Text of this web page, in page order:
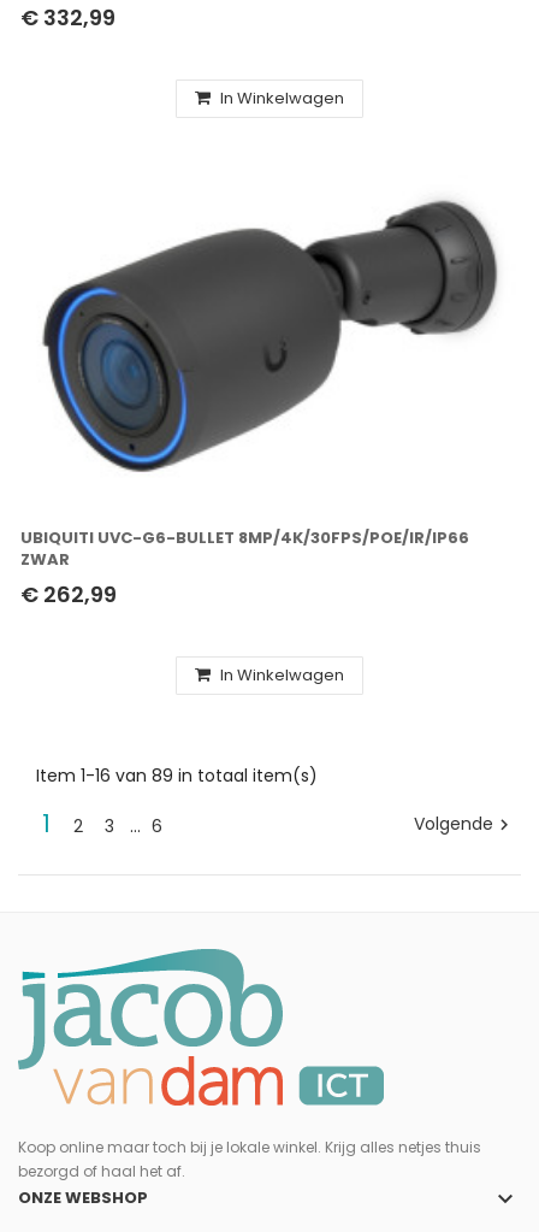
€ 332,99
In Winkelwagen
UBIQUITI UVC-G6-BULLET 8MP/4K/30FPS/POE/IR/IP66
ZWAR
€ 262,99
In Winkelwagen
Item 1-16 van 89 in totaal item(s)
1 2 3 … 6 Volgende 
Koop online maar toch bij je lokale winkel. Krijg alles netjes thuis
bezorgd of haal het af.
ONZE WEBSHOP keyboard_arrow_down